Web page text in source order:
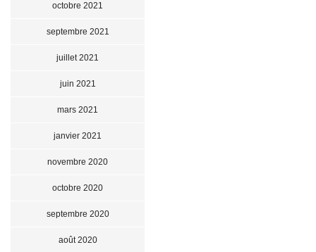
octobre 2021
septembre 2021
juillet 2021
juin 2021
mars 2021
janvier 2021
novembre 2020
octobre 2020
septembre 2020
août 2020